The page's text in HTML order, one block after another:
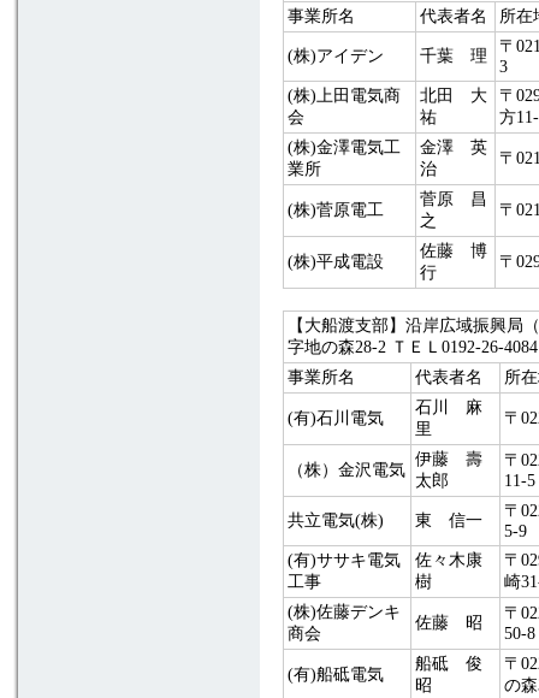
事業所名
代表者名 所在
(株)アイデン 千葉 理
〒
3
(株)上田電気商
会
北田 大
祐
〒
方
(株)金澤電気工
業所
金澤 英
治
〒
(株)菅原電工
菅原 昌
之
〒
(株)平成電設
佐藤 博
行
〒
【大船渡支部】沿岸広域振興
字地の森28-2 ＴＥＬ0192-26-
事業所名
代表者名 所
(有)石川電気
石川 麻
里
〒
（株）金沢電気
伊藤 壽
太郎
〒
11-5
共立電気(株) 東 信一
〒
5-9
(有)ササキ電気
工事
佐々木康
樹
〒
崎
(株)佐藤デンキ
商会
佐藤 昭
〒
50-8
(有)船砥電気
船砥 俊
昭
〒
の